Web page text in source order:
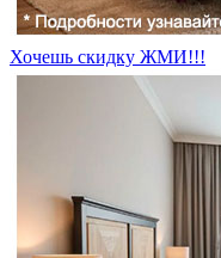
Хочешь скидку ЖМИ!!!